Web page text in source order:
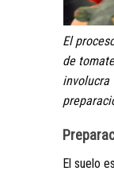
El
de
involucra
El suelo